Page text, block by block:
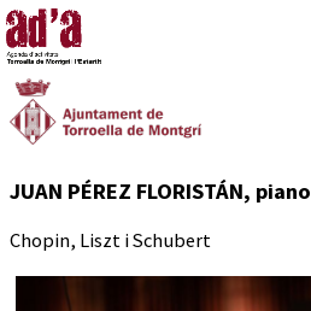
JUAN PÉREZ FLORISTÁN, piano
Chopin, Liszt i Schubert